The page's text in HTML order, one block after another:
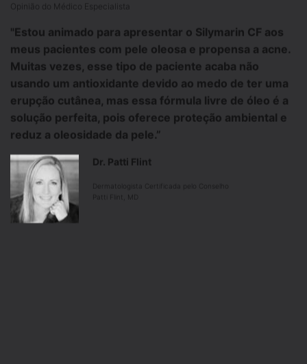
Opinião do Médico Especialista
"Estou animado para apresentar o Silymarin CF aos
meus pacientes com pele oleosa e propensa a acne.
Muitas vezes, esse tipo de paciente acaba não
usando um antioxidante devido ao medo de ter uma
erupção cutânea, mas essa fórmula livre de óleo é a
solução perfeita, pois oferece proteção ambiental e
reduz a oleosidade da pele.”
Dr. Patti Flint
Dermatologista Certificada pelo Conselho
Patti Flint, MD